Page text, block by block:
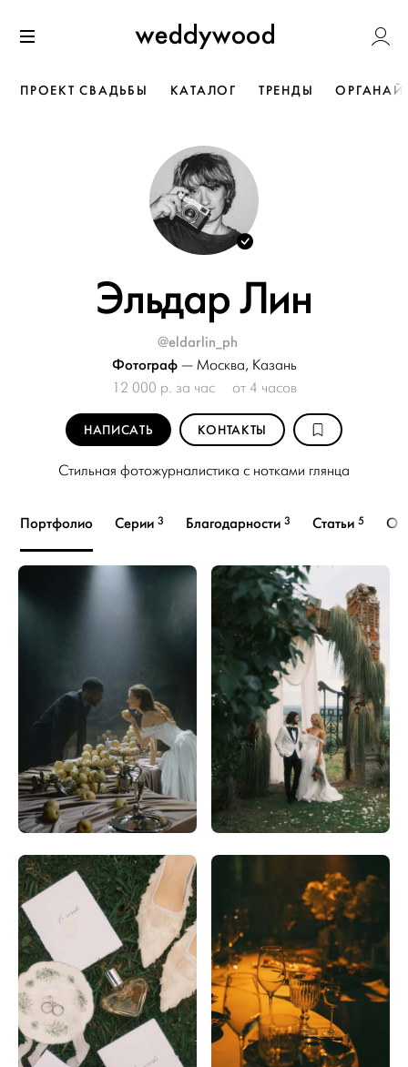
к содержанию
Weddywood
ПРОЕКТ СВАДЬБЫ КАТАЛОГ ТРЕНДЫ
Эльдар Лин
@eldarlin_ph
Фотограф — Москва, Казань
12 000 р. за час
от 4 часов
НАПИСАТЬ КОНТАКТЫ
Стильная фотожурналистика c нотками глянца
Портфолио Серии 3 Благодарности 3 Статьи 5 О